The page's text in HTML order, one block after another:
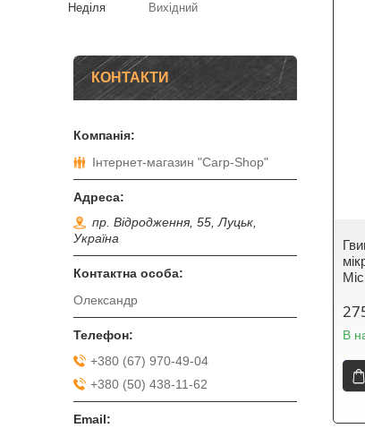
В
Неділя
Вихідний
КОНТАКТИ
Інтернет-магазин "Carp-Shop"
пр. Відродження, 55, Луцьк,
Україна
Олександр
+380 (67) 970-49-04
+380 (50) 438-11-62